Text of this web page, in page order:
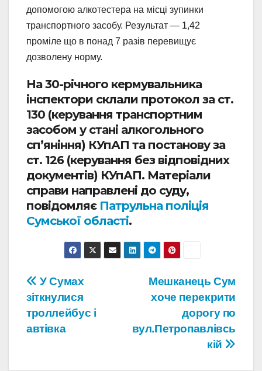
допомогою алкотестера на місці зупинки
транспортного засобу. Результат — 1,42
проміле що в понад 7 разів перевищує
дозволену норму.
На 30-річного кермувальника
інспектори склали протокол за ст.
130 (керування транспортним
засобом у стані алкогольного
сп’яніння) КУпАП та постанову за
ст. 126 (керування без відповідних
документів) КУпАП. Матеріали
справи направлені до суду,
повідомляє Патрульна поліція
Сумської області.
Навігація
записів
Мешканець Сум
хоче перекрити
дорогу по
вул.Петропавлівсь
кій
У Сумах
зіткнулися
троллейбус і
автівка